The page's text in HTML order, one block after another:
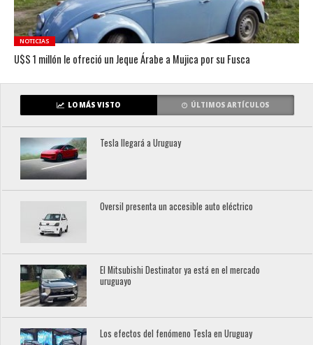
NOTICIAS
U$S 1 millón le ofreció un Jeque Árabe a Mujica por su Fusca
LO MÁS VISTO ÚLTIMOS ARTÍCULOS
Tesla llegará a Uruguay
Oversil presenta un accesible auto eléctrico
El Mitsubishi Destinator ya está en el mercado
uruguayo
Los efectos del fenómeno Tesla en Uruguay